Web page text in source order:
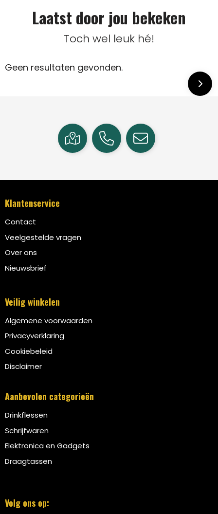
Laatst door jou bekeken
Toch wel leuk hé!
Geen resultaten gevonden.
Klantenservice
Contact
Veelgestelde vragen
Over ons
Nieuwsbrief
Veilig winkelen
Algemene voorwaarden
Privacyverklaring
Cookiebeleid
Disclaimer
Aanbevolen categorieën
Drinkflessen
Schrijfwaren
Elektronica en Gadgets
Draagtassen
Volg ons op: